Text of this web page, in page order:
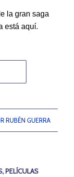
la gran saga
está aquí.
RUBÉN GUERRA
,PELÍCULAS